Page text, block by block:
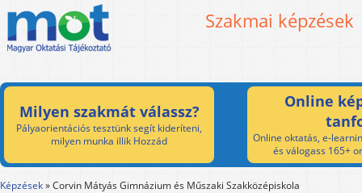
Szakmai képzések
Milyen szakmát válassz?
Pályaorientációs tesztünk segít kideríteni,
milyen munka illik Hozzád
Online
Online oktatás, e-
és válogass 165+
Képzések»Corvin Mátyás Gimnázium és Műszaki Szakközépiskola